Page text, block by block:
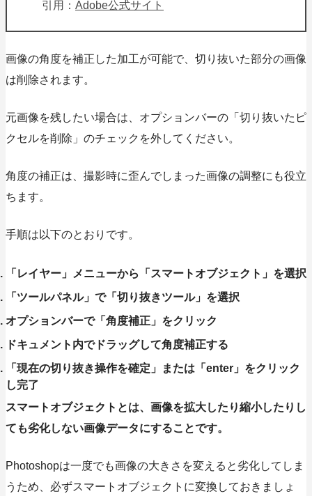
引用： Adobe公式サイト
画像の角度を補正した加工が可能で、切り抜いた部分の画像
は削除されます。
元画像を残したい場合は、オプションバーの 「切り抜いたピ
クセルを削除」 のチェックを外してください。
角度の補正は、撮影時に歪んでしまった画像の調整にも役立
ちます。
手順は以下のとおりです。
「レイヤー」メニューから「スマートオブジェクト」を選択
「ツールパネル」で「切り抜きツール」を選択
オプションバーで「角度補正」をクリック
ドキュメント内でドラッグして角度補正する
「現在の切り抜き操作を確定」または「enter」をクリック
し完了
スマートオブジェクトとは、画像を拡大したり縮小したりし
ても劣化しない画像データにすることです。
Photoshopは一度でも画像の大きさを変えると劣化してしま
うため、必ずスマートオブジェクトに変換しておきましょ